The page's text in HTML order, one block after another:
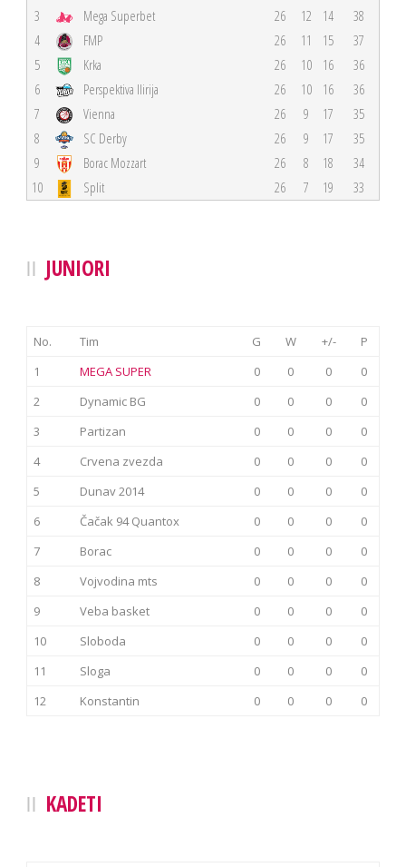
3 Mega Superbet 26 12 14
38
4
FMP 26 11 15
37
5
Krka 26 10 16
36
6
Perspektiva Ilirija 26 10 16
36
7
Vienna 26 9 17
35
8
SC Derby 26 9 17
35
9
Borac Mozzart 26 8 18
34
10
Split 26 7 19 33
JUNIORI
No. Tim G W +/-
P
1
MEGA SUPER 0 0 0
0
2
Dynamic BG 0 0 0
0
3
Partizan 0 0 0
0
4
Crvena zvezda 0 0 0
0
5
Dunav 2014 0 0 0
0
6
Čačak 94 Quantox 0 0 0
0
7
Borac 0 0 0
0
8
Vojvodina mts 0 0 0
0
9
Veba basket 0 0 0
0
10
Sloboda 0 0 0
0
11
Sloga 0 0 0
0
12
Konstantin 0 0 0 0
KADETI